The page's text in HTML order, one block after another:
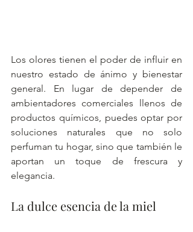
Los olores tienen el poder de influir en
nuestro estado de ánimo y bienestar
general. En lugar de depender de
ambientadores comerciales llenos de
productos químicos, puedes optar por
soluciones naturales que no solo
perfuman tu hogar, sino que también le
aportan un toque de frescura y
elegancia.
La dulce esencia de la miel